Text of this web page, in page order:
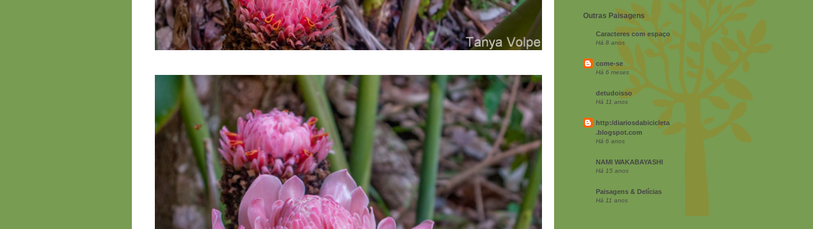
Outras Paisagens
Caracteres com espaço
Há 8 anos
come-se
Há 6 meses
detudoisso
Há 11 anos
http:/diariosdabicicleta
.blogspot.com
Há 6 anos
NAMI WAKABAYASHI
Há 15 anos
Paisagens & Delícias
Há 11 anos